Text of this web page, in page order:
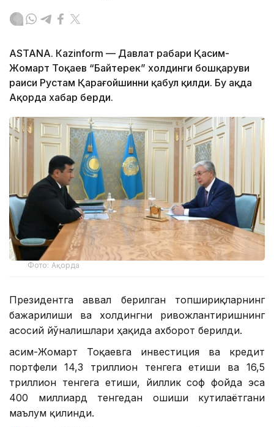
ASTANА. Каzinform — Давлат раҳбари Қасим-
Жомарт Тоқаев “Байтерек” холдинги бошқаруви
раиси Рустам Қарағойшинни қабул қилди. Бу ҳақда
Ақорда хабар берди.
Фото: Ақорда
Президентга аввал берилган топшириқларнинг
бажарилиши ва холдингни ривожлантиришнинг
асосий йўналишлари ҳақида ахборот берилди.
Қасим-Жомарт Тоқаевга инвестиция ва кредит
портфели 14,3 триллион тенгега етиши ва 16,5
триллион тенгега етиши, йиллик соф фойда эса
400 миллиард тенгедан ошиши кутилаётгани
маълум қилинди.